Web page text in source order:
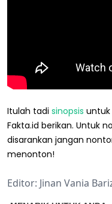
Itulah tadi sinopsis untuk
Fakta.id berikan. Untuk
disarankan jangan
menonton!
Editor: Jinan Vania